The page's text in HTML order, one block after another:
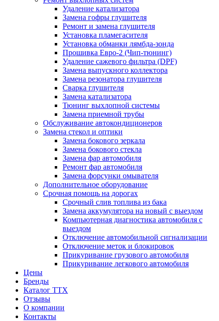
Удаление катализатора
Замена гофры глушителя
Ремонт и замена глушителя
Установка пламегасителя
Установка обманки лямбда-зонда
Прошивка Евро-2 (Чип-тюнинг)
Удаление сажевого фильтра (DPF)
Замена выпускного коллектора
Замена резонатора глушителя
Сварка глушителя
Замена катализатора
Тюнинг выхлопной системы
Замена приемной трубы
Обслуживание автокондиционеров
Замена стекол и оптики
Замена бокового зеркала
Замена бокового стекла
Замена фар автомобиля
Ремонт фар автомобиля
Замена форсунки омывателя
Дополнительное оборудование
Срочная помощь на дорогах
Срочный слив топлива из бака
Замена аккумулятора на новый с выездом
Компьютерная диагностика автомобиля с
выездом
Отключение автомобильной сигнализации
Отключение меток и блокировок
Прикуривание грузового автомобиля
Прикуривание легкового автомобиля
Цены
Бренды
Каталог ТТХ
Отзывы
О компании
Контакты